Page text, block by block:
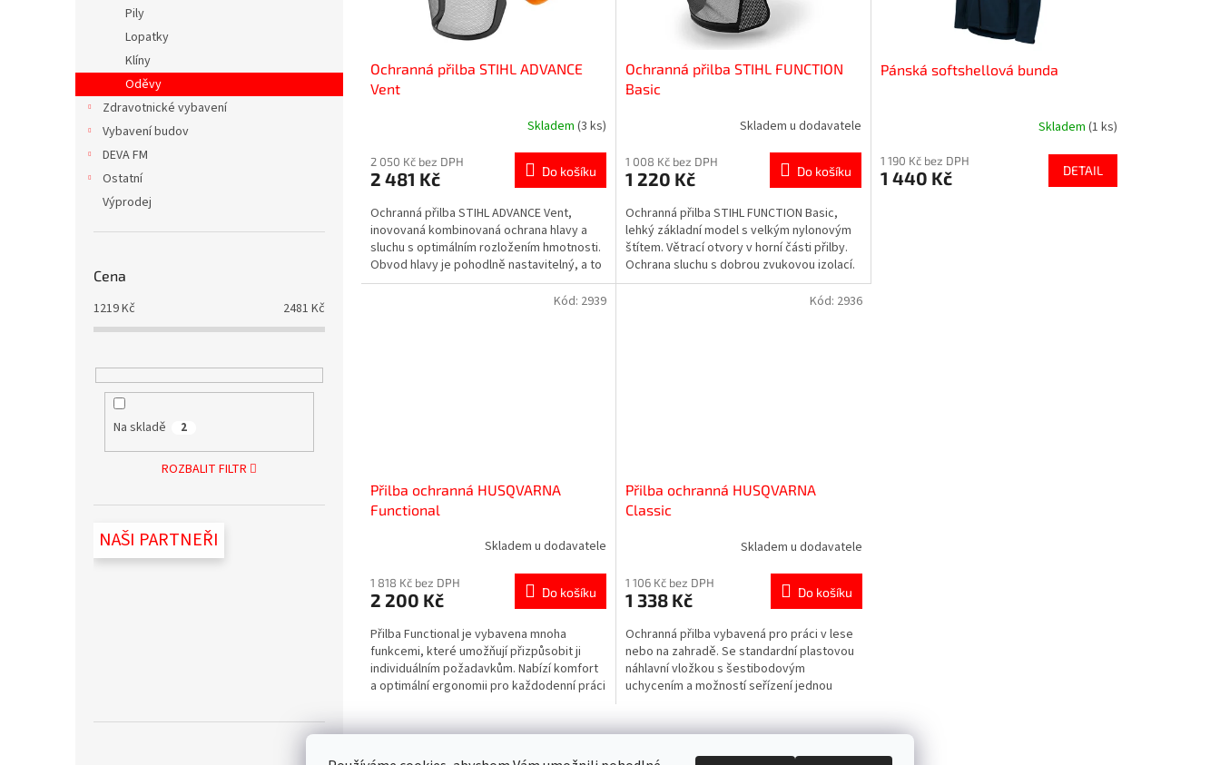
Pily
Lopatky
Klíny
Oděvy
Zdravotnické vybavení
Vybavení budov
DEVA FM
Ostatní
Výprodej
Cena
1219Kč 2481 Kč
Na skladě 2
ROZBALIT FILTR
NAŠI PARTNEŘI
Ochranná přilba STIHL ADVANCE
Vent
Skladem (3 ks)
2 050 Kč bez DPH
2 481 Kč Do košíku
Ochranná přilba STIHL ADVANCE Vent,
inovovaná kombinovaná ochrana hlavy a
sluchu s optimálním rozložením hmotnosti.
Obvod hlavy je pohodlně nastavitelný, a to
i při nošení....
Ochranná přilba STIHL FUNCTION
Basic
Skladem u dodavatele
1 008 Kč bez DPH
1 220 Kč Do košíku
Ochranná přilba STIHL FUNCTION Basic,
lehký základní model s velkým nylonovým
štítem. Větrací otvory v horní části přilby.
Ochrana sluchu s dobrou zvukovou izolací.
Clona...
Pánská softshellová bunda
Skladem (1 ks)
1 190 Kč bez DPH
1 440 Kč DETAIL
Přilba ochranná HUSQVARNA
Functional
Skladem u dodavatele
1 818 Kč bez DPH
2 200 Kč Do košíku
Přilba Functional je vybavena mnoha
funkcemi, které umožňují přizpůsobit ji
individuálním požadavkům. Nabízí komfort
a optimální ergonomii pro každodenní práci
Kód: 2939
Přilba ochranná HUSQVARNA
Classic
Skladem u dodavatele
1 106 Kč bez DPH
1 338 Kč Do košíku
Ochranná přilba vybavená pro práci v lese
nebo na zahradě. Se standardní plastovou
náhlavní vložkou s šestibodovým
uchycením a možností seřízení jednou
Kód: 2936
O